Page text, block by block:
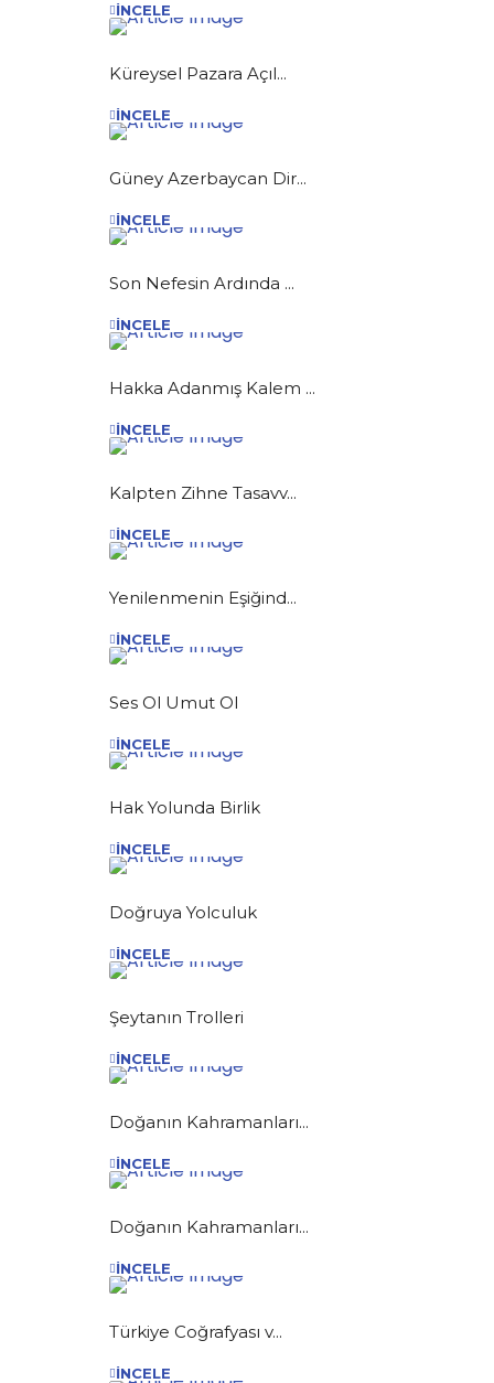
İNCELE
Küreysel Pazara Açıl...
İNCELE
Güney Azerbaycan Dir...
İNCELE
Son Nefesin Ardında ...
İNCELE
Hakka Adanmış Kalem ...
İNCELE
Kalpten Zihne Tasavv...
İNCELE
Yenilenmenin Eşiğind...
İNCELE
Ses Ol Umut Ol
İNCELE
Hak Yolunda Birlik
İNCELE
Doğruya Yolculuk
İNCELE
Şeytanın Trolleri
İNCELE
Doğanın Kahramanları...
İNCELE
Doğanın Kahramanları...
İNCELE
Türkiye Coğrafyası v...
İNCELE